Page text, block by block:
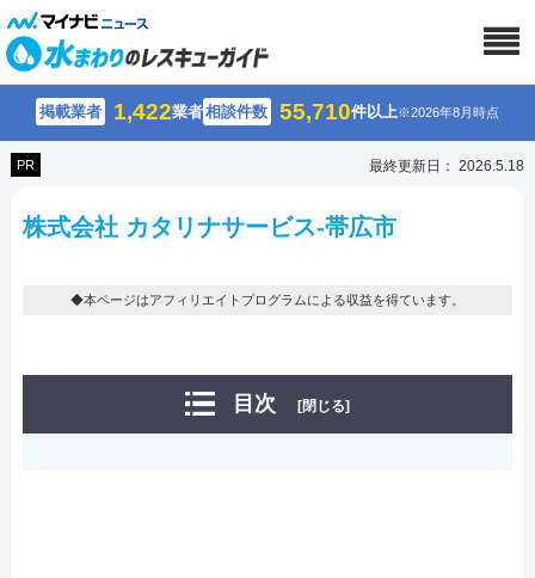
掲載業者 1,422業者相談件数 55,710件以上※2026年8月時点
PR 最終更新日： 2026.5.18
株式会社 カタリナサービス-帯広市
◆本ページはアフィリエイトプログラムによる収益を得ています。
目次 [閉じる]